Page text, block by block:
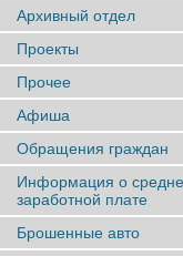
Архивный отдел
Проекты
Прочее
Афиша
Обращения граждан
Информация о
заработной плате
Брошенные авто